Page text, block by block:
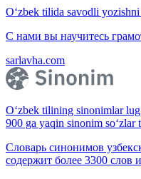
O‘zbek tilida savodli
С нами вы научитесь
sarlavha.com
O‘zbek tilining sinonimlar
900 ga yaqin sinonim so‘zlar
Словарь синонимов
содержит более 3300 слов